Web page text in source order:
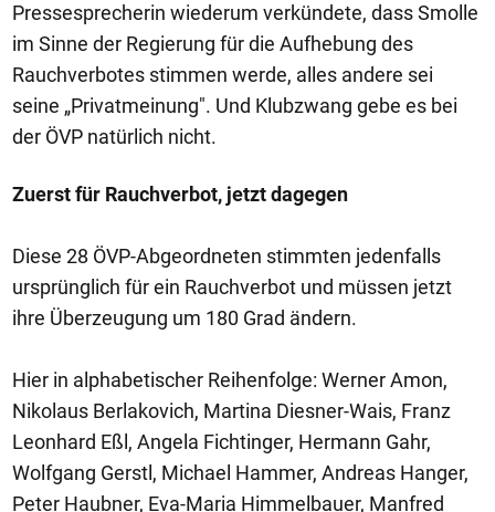
Pressesprecherin wiederum verkündete, dass Smolle
im Sinne der Regierung für die Aufhebung des
Rauchverbotes stimmen werde, alles andere sei
seine „Privatmeinung". Und Klubzwang gebe es bei
der ÖVP natürlich nicht.
Zuerst für Rauchverbot, jetzt dagegen
Diese 28 ÖVP-Abgeordneten stimmten jedenfalls
ursprünglich für ein Rauchverbot und müssen jetzt
ihre Überzeugung um 180 Grad ändern.
Hier in alphabetischer Reihenfolge: Werner Amon,
Nikolaus Berlakovich, Martina Diesner-Wais, Franz
Leonhard Eßl, Angela Fichtinger, Hermann Gahr,
Wolfgang Gerstl, Michael Hammer, Andreas Hanger,
Peter Haubner, Eva-Maria Himmelbauer, Manfred